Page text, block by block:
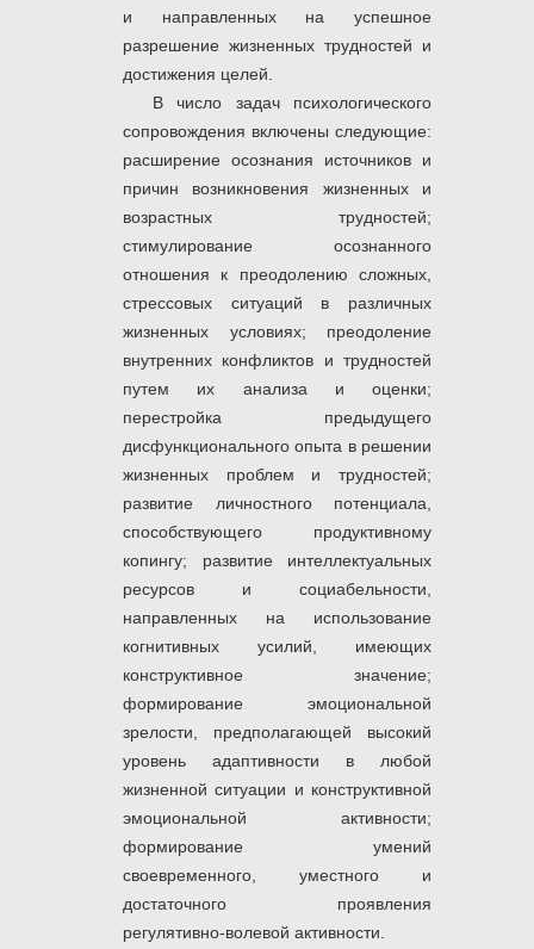
и направленных на успешное
разрешение жизненных трудностей и
достижения целей.
В число задач психологического
сопровождения включены следующие:
расширение осознания источников и
причин возникновения жизненных и
возрастных трудностей;
стимулирование осознанного
отношения к преодолению сложных,
стрессовых ситуаций в различных
жизненных условиях; преодоление
внутренних конфликтов и трудностей
путем их анализа и оценки;
перестройка предыдущего
дисфункционального опыта в решении
жизненных проблем и трудностей;
развитие личностного потенциала,
способствующего продуктивному
копингу; развитие интеллектуальных
ресурсов и социабельности,
направленных на использование
когнитивных усилий, имеющих
конструктивное значение;
формирование эмоциональной
зрелости, предполагающей высокий
уровень адаптивности в любой
жизненной ситуации и конструктивной
эмоциональной активности;
формирование умений
своевременного, уместного и
достаточного проявления
регулятивно-волевой активности.